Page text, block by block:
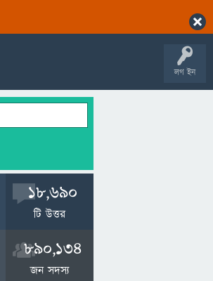
লগ ইন
18,690
টি উত্তর
890,134
জন সদস্য